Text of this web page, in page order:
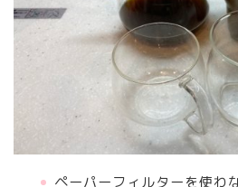
ペーパーフィルターを使わ